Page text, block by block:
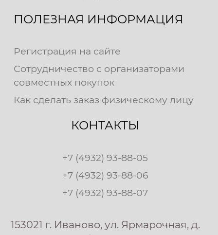
ПОЛЕЗНАЯ ИНФОРМАЦИЯ
Регистрация на сайте
Сотрудничество с организаторами
совместных покупок
Как сделать заказ физическому лицу
КОНТАКТЫ
+7 (4932) 93-88-05
+7 (4932) 93-88-06
+7 (4932) 93-88-07
153021 г. Иваново, ул. Ярмарочная, д.